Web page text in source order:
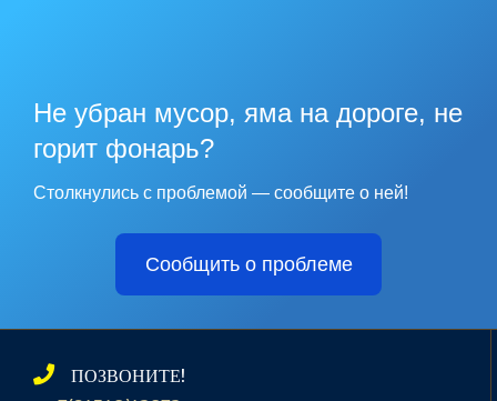
Не убран мусор, яма на дороге, не
горит фонарь?
Столкнулись с проблемой — сообщите о ней!
Сообщить о проблеме
ПОЗВОНИТЕ!